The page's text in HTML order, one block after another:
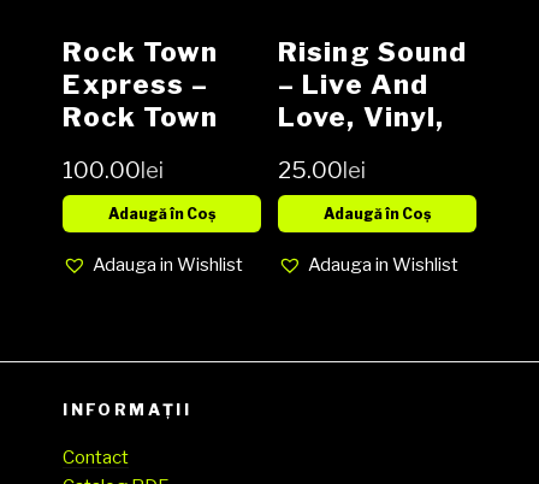
Rock Town
Express ‎–
Rock Town
Vinyl, LP,
Album,
100.00lei
Adaugă în Coș
Adauga in Wishlist
Rising Sound
– Live And
Love, Vinyl,
Cover EX
(SH)
25.00lei
Adaugă în Coș
Adauga in Wishlist
INFORMAȚII
Contact